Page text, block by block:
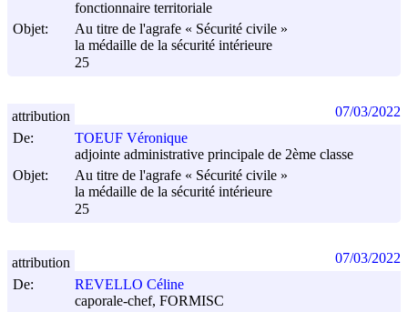
fonctionnaire territoriale
Objet:
Au titre de l'agrafe « Sécurité civile »
la médaille de la sécurité intérieure
25
De:
TOEUF Véronique
adjointe administrative principale de 2ème classe
Objet:
Au titre de l'agrafe « Sécurité civile »
la médaille de la sécurité intérieure
25
attribution 07/03/2022
De:
REVELLO Céline
caporale-chef, FORMISC
attribution 07/03/2022